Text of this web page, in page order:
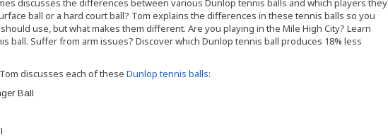
discusses the differences between various Dunlop tennis balls and which players they
ball or a hard court ball? Tom explains the differences in these tennis balls so you
use, but what makes them different. Are you playing in the Mile High City? Learn
ball. Suffer from arm issues? Discover which Dunlop tennis ball produces 18% less
discusses each of these Dunlop tennis balls:
Ball